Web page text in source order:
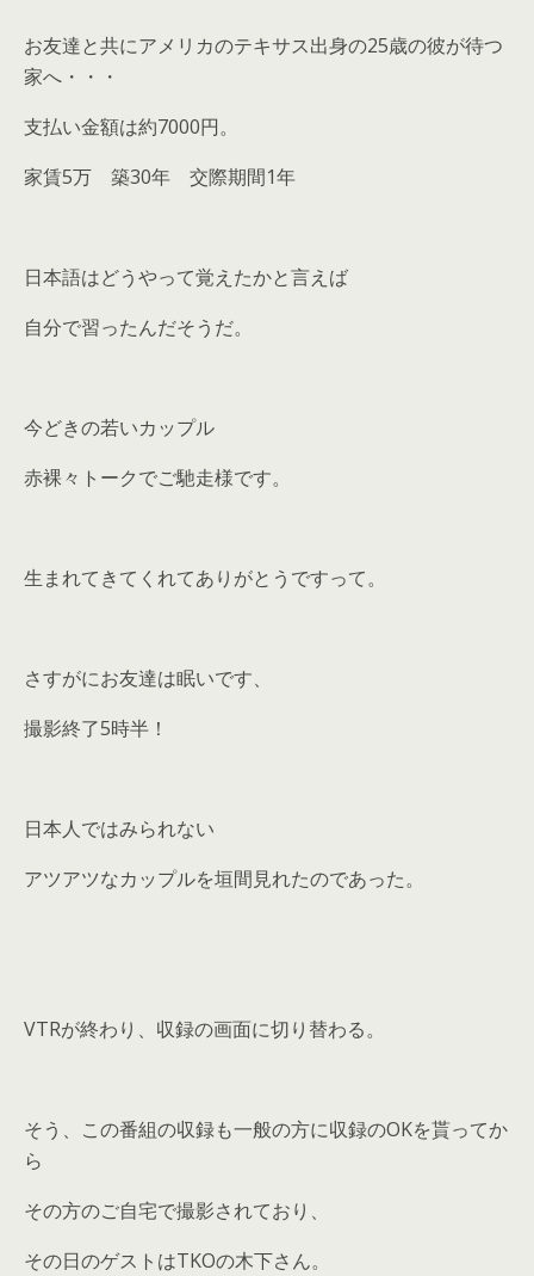
お友達と共にアメリカのテキサス出身の25歳の彼が待つ
家へ・・・
支払い金額は約7000円。
家賃5万 築30年 交際期間1年
日本語はどうやって覚えたかと言えば
自分で習ったんだそうだ。
今どきの若いカップル
赤裸々トークでご馳走様です。
生まれてきてくれてありがとうですって。
さすがにお友達は眠いです、
撮影終了5時半！
日本人ではみられない
アツアツなカップルを垣間見れたのであった。
VTRが終わり、収録の画面に切り替わる。
そう、この番組の収録も一般の方に収録のOKを貰ってか
ら
その方のご自宅で撮影されており、
その日のゲストはTKOの木下さん。